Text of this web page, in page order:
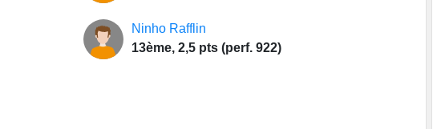
Ninho Rafflin
13ème, 2,5 pts (perf. 922)